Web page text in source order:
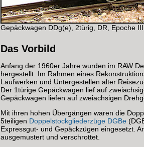
Gepäckwagen DDg(e), 2türig, DR, Epoche
Das Vorbild
Anfang der 1960er Jahre wurden im RAW
hergestellt. Im Rahmen eines
Laufwerken und Untergestellen alter
Der 1türige Gepäckwagen lief auf
Gepäckwagen liefen auf zweiachsigen
Mit ihren hohen Übergängen waren die
5teiligen Doppelstockgliederzüge DGBe
Expressgut- und Gepäckzügen eingesetzt.
ausgemustert und verschrottet.